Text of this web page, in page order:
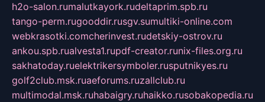
h2o-salon.rumalutkayork.rudeltaprim.spb.ru
tango-perm.rugooddir.rusgv.sumultiki-online.com
webkrasotki.comcherinvest.rudetskiy-ostrov.ru
ankou.spb.rualvesta1.rupdf-creator.runix-files.org.ru
sakhatoday.ruelektrikersymboler.rusputnikyes.ru
golf2club.msk.ruaeforums.ruzallclub.ru
multimodal.msk.ruhabaigry.ruhaikko.rusobakopedia.ru